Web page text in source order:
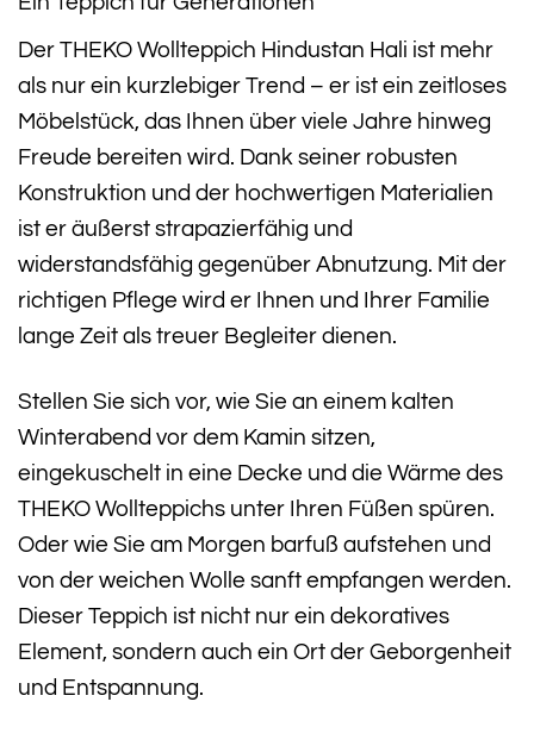
Der THEKO Wollteppich Hindustan Hali ist mehr
als nur ein kurzlebiger Trend – er ist ein zeitloses
Möbelstück, das Ihnen über viele Jahre hinweg
Freude bereiten wird. Dank seiner robusten
Konstruktion und der hochwertigen Materialien
ist er äußerst strapazierfähig und
widerstandsfähig gegenüber Abnutzung. Mit der
richtigen Pflege wird er Ihnen und Ihrer Familie
lange Zeit als treuer Begleiter dienen.
Stellen Sie sich vor, wie Sie an einem kalten
Winterabend vor dem Kamin sitzen,
eingekuschelt in eine Decke und die Wärme des
THEKO Wollteppichs unter Ihren Füßen spüren.
Oder wie Sie am Morgen barfuß aufstehen und
von der weichen Wolle sanft empfangen werden.
Dieser Teppich ist nicht nur ein dekoratives
Element, sondern auch ein Ort der Geborgenheit
und Entspannung.